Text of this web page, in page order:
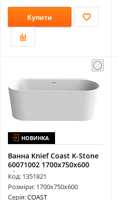
Купити
НОВИНКА
Ванна Knief Coast K-Stone
60071002 1700х750х600
Glos...
Код: 1351821
Розміри: 1700х750х600
Серія:COAST